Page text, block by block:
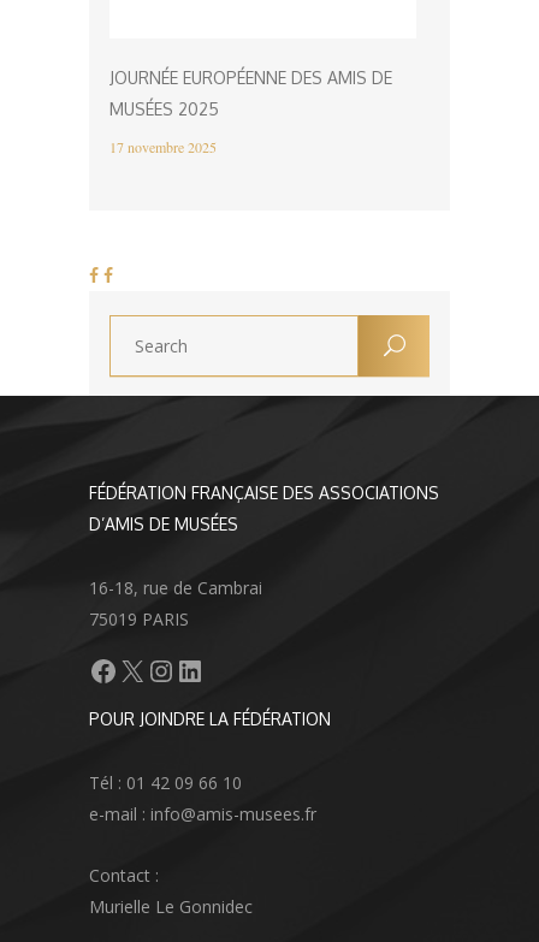
JOURNÉE EUROPÉENNE DES AMIS DE
MUSÉES 2025
17 novembre 2025
FÉDÉRATION FRANÇAISE DES ASSOCIATIONS
D’AMIS DE MUSÉES
16-18, rue de Cambrai
75019 PARIS
Facebook
X Instagram
LinkedIn
POUR JOINDRE LA FÉDÉRATION
Tél : 01 42 09 66 10
e-mail : info@amis-musees.fr
Contact :
Murielle Le Gonnidec